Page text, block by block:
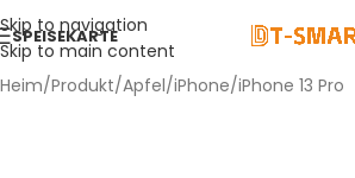
Skip to navigation
Skip to main content
SPEISEKARTE
Heim/Produkt/Apfel/iPhone/iPhone 13 Pro